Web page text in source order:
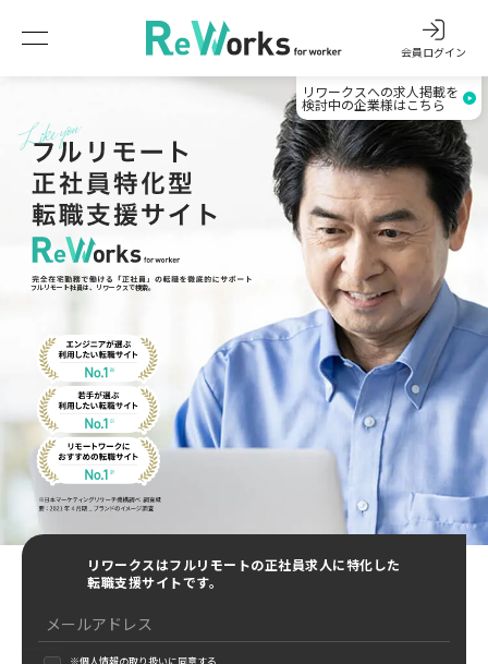
会員ログイン
リワークスへの求人掲載を
検討中の企業様はこちら
フルリモート社員は、リワークスで検索。
リワークスはフルリモートの正社員求人に特化した
転職支援サイトです。